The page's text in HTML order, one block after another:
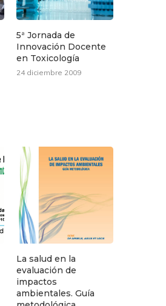
5ª Jornada de
Innovación Docente
en Toxicología
24 diciembre 2009
La salud en la
evaluación de
impactos
ambientales. Guía